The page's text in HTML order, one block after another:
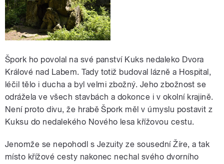
Špork ho povolal na své panství Kuks nedaleko Dvora
Králové nad Labem. Tady totiž budoval lázně a Hospital,
léčil tělo i ducha a byl velmi zbožný. Jeho zbožnost se
odrážela ve všech stavbách a dokonce i v okolní krajině.
Není proto divu, že hrabě Špork měl v úmyslu postavit z
Kuksu do nedalekého Nového lesa křížovou cestu.
Jenomže se nepohodl s Jezuity ze sousední Žíre, a tak
místo křížové cesty nakonec nechal svého dvorního